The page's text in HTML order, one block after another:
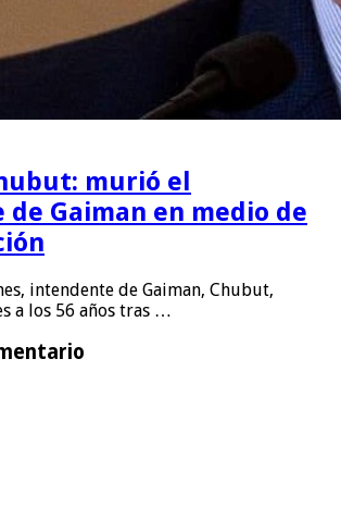
murió el
Gaiman en medio de
intendente de Gaiman, Chubut,
a los 56 años tras …